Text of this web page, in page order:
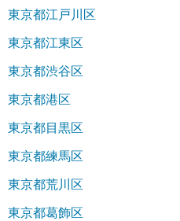
東京都江戸川区
東京都江東区
東京都渋谷区
東京都港区
東京都目黒区
東京都練馬区
東京都荒川区
東京都葛飾区